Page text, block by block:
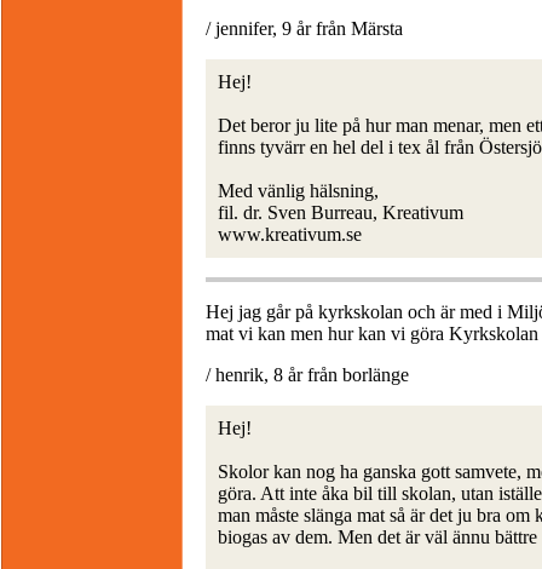
/ jennifer, 9 år från Märsta
Hej!
Det beror ju lite på hur man menar, men
finns tyvärr en hel del i tex ål från
Med vänlig hälsning,
fil. dr. Sven Burreau, Kreativum
www.kreativum.se
Hej jag går på kyrkskolan och är med i
mat vi kan men hur kan vi göra Kyrkskolan
/ henrik, 8 år från borlänge
Hej!
Skolor kan nog ha ganska gott samvete,
göra. Att inte åka bil till skolan, utan
man måste slänga mat så är det ju bra
biogas av dem. Men det är väl ännu